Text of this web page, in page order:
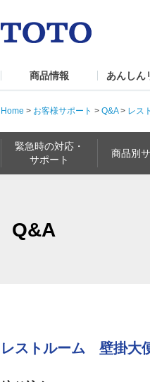
商品情報 あんしん
Home > お客様サポート > Q&A> レス
緊急時の対応・
サポート
商品別
Q&A
レストルーム 壁掛大